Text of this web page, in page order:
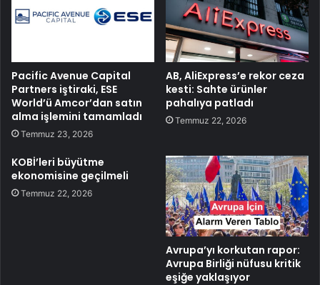
Pacific Avenue Capital
Partners iştiraki, ESE
World’ü Amcor’dan satın
alma işlemini tamamladı
Temmuz 23, 2026
AB, AliExpress’e rekor ceza
kesti: Sahte ürünler
pahalıya patladı
Temmuz 22, 2026
KOBİ’leri büyütme
ekonomisine geçilmeli
Temmuz 22, 2026
Avrupa’yı korkutan rapor:
Avrupa Birliği nüfusu kritik
eşiğe yaklaşıyor